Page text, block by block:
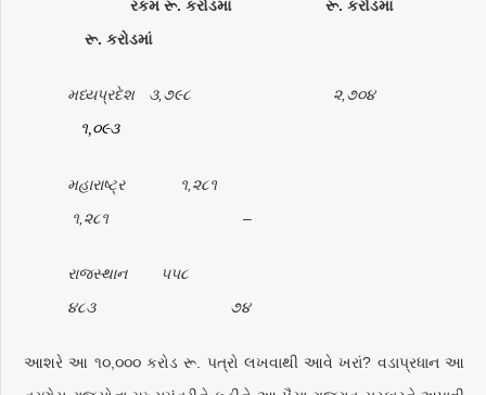
રકમ રૂ. કરોડમાં રૂ. કરોડમાં
રૂ. કરોડમાં
મધ્યપ્રદેશ ૩,૭૯૮ ૨,૭૦૪
૧ ૦૯૩
મહારાષ્ટ્ર ૧,૨૮૧
૧,૨૮૧ –
રાજસ્થાન ૫૫૮
૪૮૩ ૭૪
આશરે આ ૧૦,૦૦૦ કરોડ રૂ. પત્રો લખવાથી આવે ખરાં? વડાપ્રધાન આ